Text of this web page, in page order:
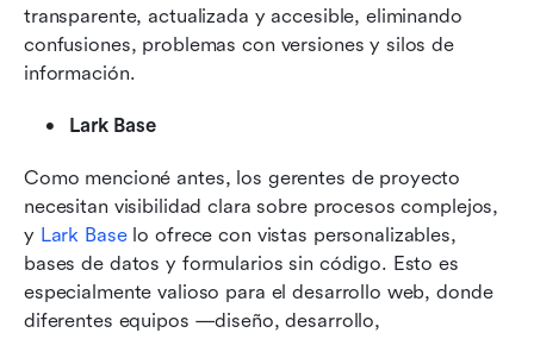
transparente, actualizada y accesible, eliminando
confusiones, problemas con versiones y silos de
información.
Lark Base
Como mencioné antes, los gerentes de proyecto
necesitan visibilidad clara sobre procesos complejos,
y Lark Base lo ofrece con vistas personalizables,
bases de datos y formularios sin código. Esto es
especialmente valioso para el desarrollo web, donde
diferentes equipos —diseño, desarrollo,